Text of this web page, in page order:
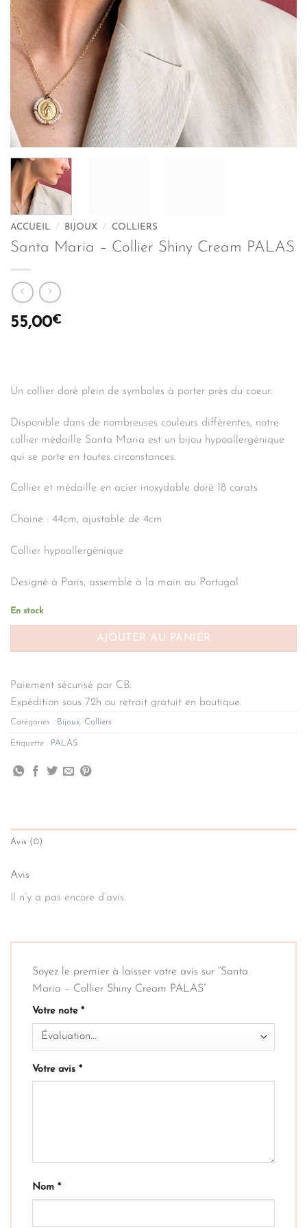
ACCUEIL / BIJOUX / COLLIERS
Santa Maria – Collier Shiny Cream PALAS
55,00€
Un collier doré plein de symboles à porter près du coeur.
Disponible dans de nombreuses couleurs différentes, notre
collier médaille Santa Maria est un bijou hypoallergénique
qui se porte en toutes circonstances.
Collier et médaille en acier inoxydable doré 18 carats
Chaine : 44cm, ajustable de 4cm
Collier hypoallergénique
Designé à Paris, assemblé à la main au Portugal
En stock
AJOUTER AU PANIER
Paiement sécurisé par CB.
Expédition sous 72h ou retrait gratuit en boutique.
Catégories : Bijoux, Colliers
Étiquette : PALAS
Avis (0)
Avis
Il n’y a pas encore d’avis.
Soyez le premier à laisser votre avis sur “Santa
Maria – Collier Shiny Cream PALAS”
Votre note *
Votre avis *
Nom *